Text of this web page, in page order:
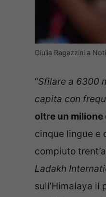
Giulia Ragazzini a
“Sfilare a 6300
capita con
oltre un
cinque lingue e
compiuto
Ladakh
sull’Himalaya il